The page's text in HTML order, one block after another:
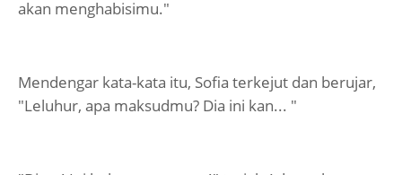
akan menghabisimu."
Mendengar kata-kata itu, Sofia terkejut dan berujar,
"Leluhur, apa maksudmu? Dia ini kan... "